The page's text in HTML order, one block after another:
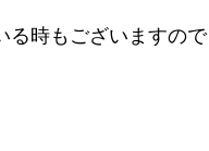
る時もございますので